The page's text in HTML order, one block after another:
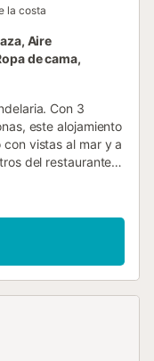
la costa
Aire
de cama,
Con 3
este alojamiento
vistas al mar y a
del restaurante
Además, cuenta
piscina privada
🌊☀️ Equipada
wifi, secador
en algunos